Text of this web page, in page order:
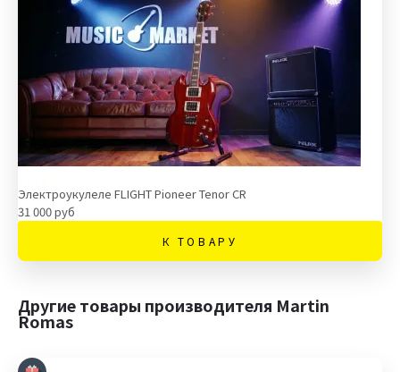
Электроукулеле FLIGHT Pioneer Tenor CR
31 000 руб
К ТОВАРУ
Другие товары производителя Martin
Romas